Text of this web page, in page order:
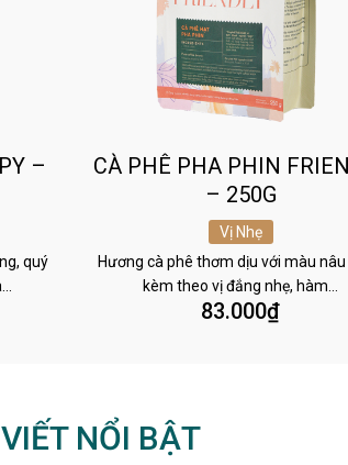
–
quý
CÀ PHÊ PHA PHIN
– 250G
Vị Nhẹ
Hương cà phê thơm dịu với màu
kèm theo vị đắng nhẹ, hàm…
83.000₫
NỔI BẬT